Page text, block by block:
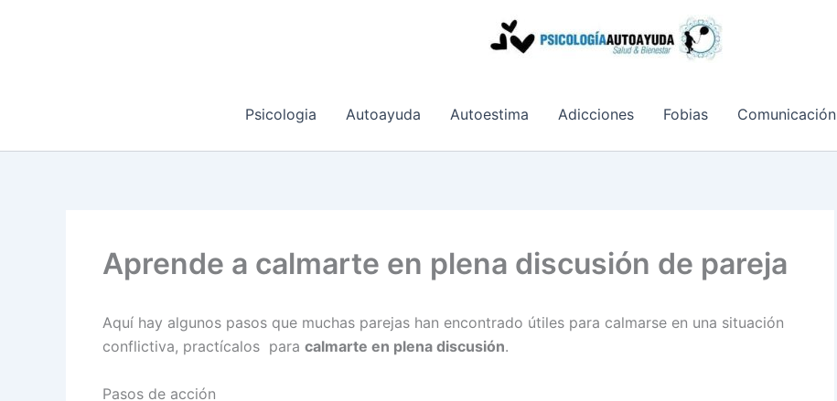
Psicologia Autoayuda Autoestima Adicciones Fobias Comunicación
Aprende a calmarte en plena discusión de pareja
Aquí hay algunos pasos que muchas parejas han encontrado útiles para calmarse en una situación
conflictiva, practícalos para calmarte en plena discusión.
Pasos de acción